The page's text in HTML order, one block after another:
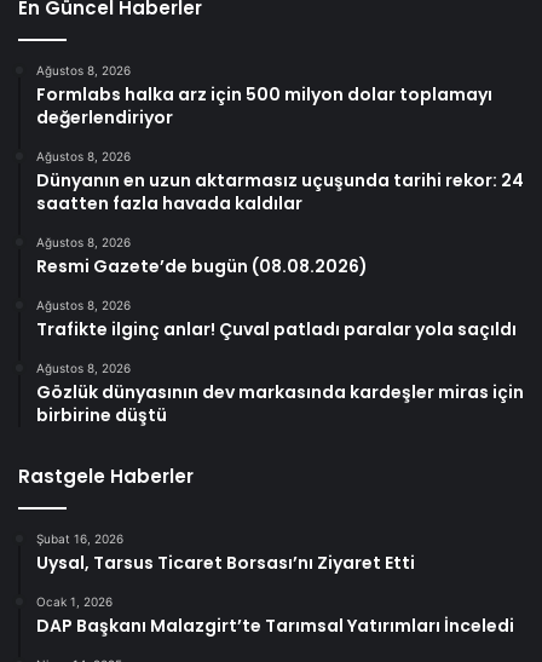
En Güncel Haberler
Ağustos 8, 2026
Formlabs halka arz için 500 milyon dolar toplamayı
değerlendiriyor
Ağustos 8, 2026
Dünyanın en uzun aktarmasız uçuşunda tarihi rekor: 24
saatten fazla havada kaldılar
Ağustos 8, 2026
Resmi Gazete’de bugün (08.08.2026)
Ağustos 8, 2026
Trafikte ilginç anlar! Çuval patladı paralar yola saçıldı
Ağustos 8, 2026
Gözlük dünyasının dev markasında kardeşler miras için
birbirine düştü
Rastgele Haberler
Şubat 16, 2026
Uysal, Tarsus Ticaret Borsası’nı Ziyaret Etti
Ocak 1, 2026
DAP Başkanı Malazgirt’te Tarımsal Yatırımları İnceledi